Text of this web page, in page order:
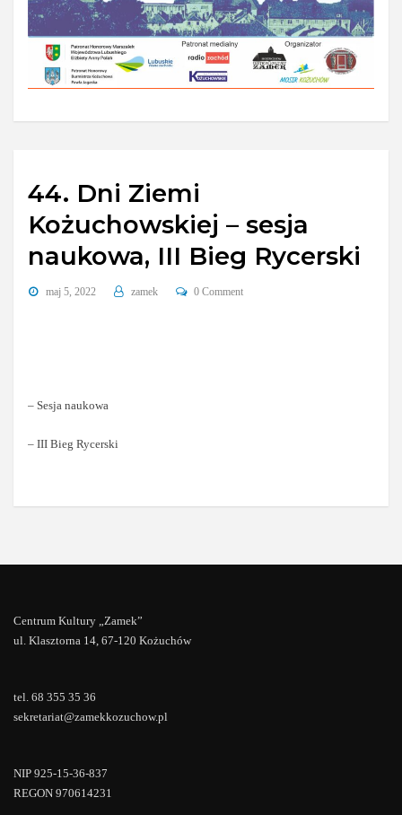
44. Dni Ziemi
Kożuchowskiej – sesja
naukowa, III Bieg Rycerski
maj 5, 2022 zamek 0 Comment
– Sesja naukowa
– III Bieg Rycerski
Centrum Kultury „Zamek”
ul. Klasztorna 14, 67-120 Kożuchów
tel. 68 355 35 36
sekretariat@zamekkozuchow.pl
NIP 925-15-36-837
REGON 970614231